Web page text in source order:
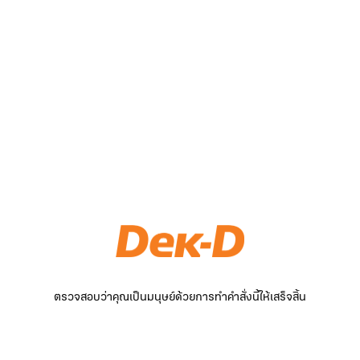
ตรวจสอบว่าคุณเป็นมนุษย์ด้วยการทำคำสั่งนี้ให้เสร็จสิ้น